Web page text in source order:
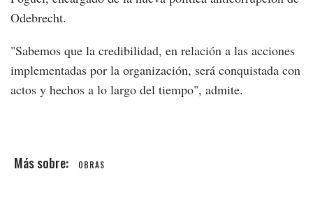
Odebrecht.
"Sabemos que la credibilidad, en relación a las acciones
implementadas por la organización, será conquistada con
actos y hechos a lo largo del tiempo", admite.
OBRAS